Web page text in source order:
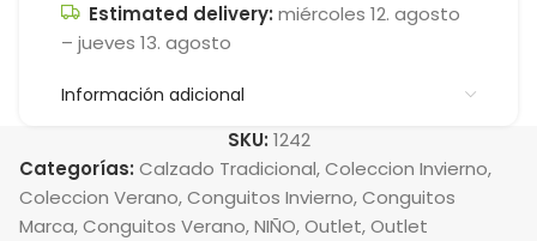
Estimated delivery: miércoles 12. agosto
– jueves 13. agosto
Información adicional
SKU: 1242
Categorías: Calzado Tradicional,Coleccion Invierno,
Coleccion Verano,Conguitos Invierno,Conguitos
Marca,Conguitos Verano,NIÑO,Outlet,Outlet